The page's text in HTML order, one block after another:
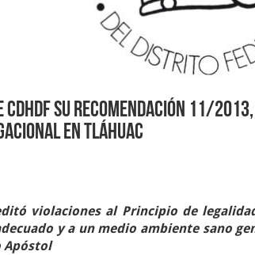
CDHDF su Recomendación 11/
en Tláhuac
violaciones al Principio de
y a un medio ambiente sano
Apóstol